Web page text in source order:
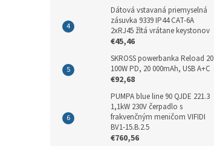
Dátová vstavaná priemyselná
zásuvka 9339 IP44 CAT-6A
2xRJ45 žltá vrátane keystonov
€45,46
SKROSS powerbanka Reload 20
100W PD, 20 000mAh, USB A+C
€92,68
PUMPA blue line 90 QJDE 221.3
1,1kW 230V čerpadlo s
frakvenčným meničom VIFIDI
BV1-15.B.2.5
€760,56